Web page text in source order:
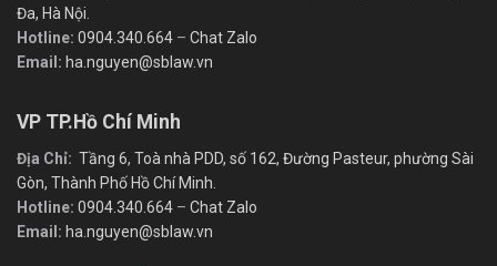
Đa, Hà Nội.
Hotline: 0904.340.664 – Chat Zalo
Email: ha.nguyen@sblaw.vn
VP TP.Hồ Chí Minh
Địa Chỉ: Tầng 6, Toà nhà PDD, số 162, Đường Pasteur, phường Sài
Gòn, Thành Phố Hồ Chí Minh.
Hotline: 0904.340.664 – Chat Zalo
Email: ha.nguyen@sblaw.vn